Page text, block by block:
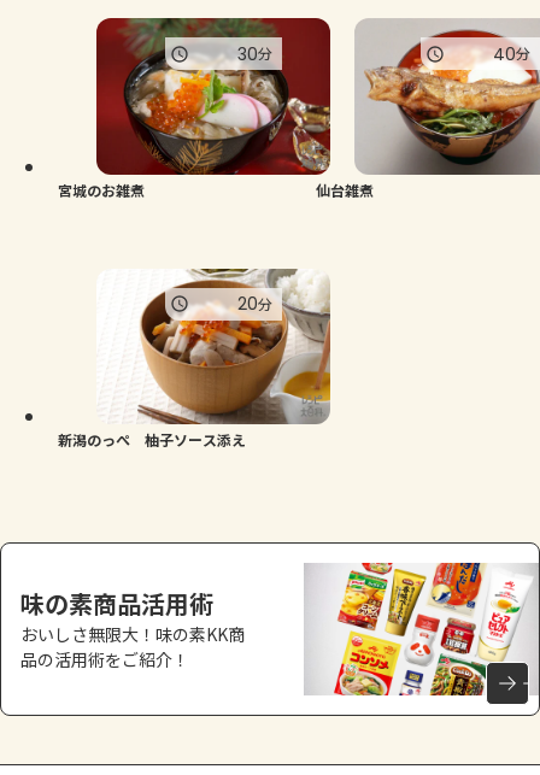
宮城のお雑煮
30分
仙台雑煮
40分
新潟のっぺ 柚子ソース添え
20分
味の素商品活用術
おいしさ無限大！味の素KK商
品の活用術をご紹介！